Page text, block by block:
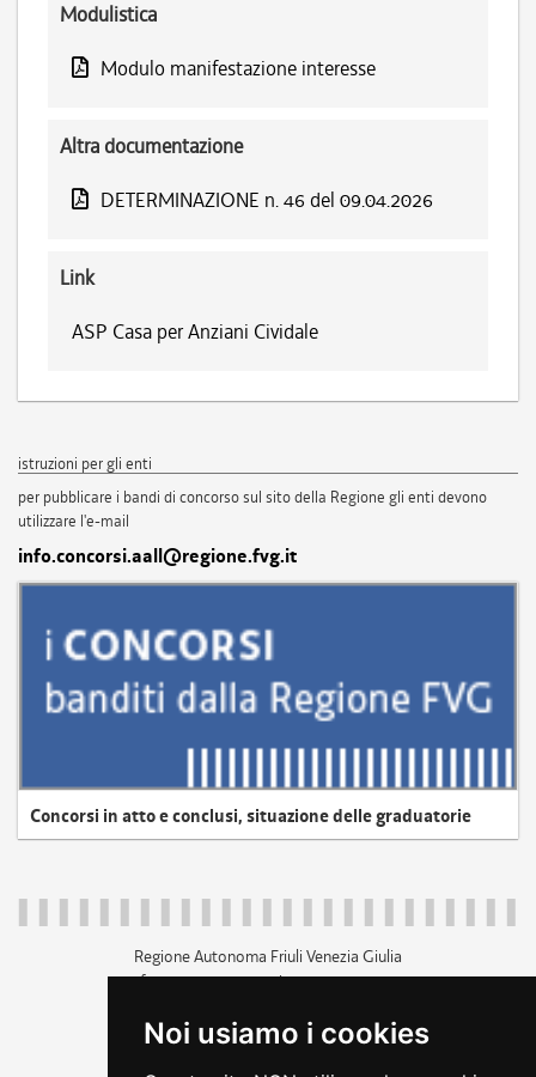
Noi usiamo i cookies
Modulistica
Modulo manifestazione interesse
Altra documentazione
DETERMINAZIONE n. 46 del 09.04.2026
Link
ASP Casa per Anziani Cividale
istruzioni per gli enti
per pubblicare i bandi di concorso sul sito della Regione gli enti devono
utilizzare l'e-mail
info.concorsi.aall@regione.fvg.it
Concorsi in atto e conclusi, situazione delle graduatorie
Regione Autonoma Friuli Venezia Giulia
c.f. 80014930327; p.iva 00526040324
+39 040 3771111